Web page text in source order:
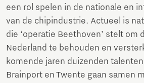
een rol spelen in de nationale en
van de chipindustrie. Actueel is
die ‘operatie Beethoven’ stelt om
Nederland te behouden en
komende jaren duizenden
Brainport en Twente gaan samen